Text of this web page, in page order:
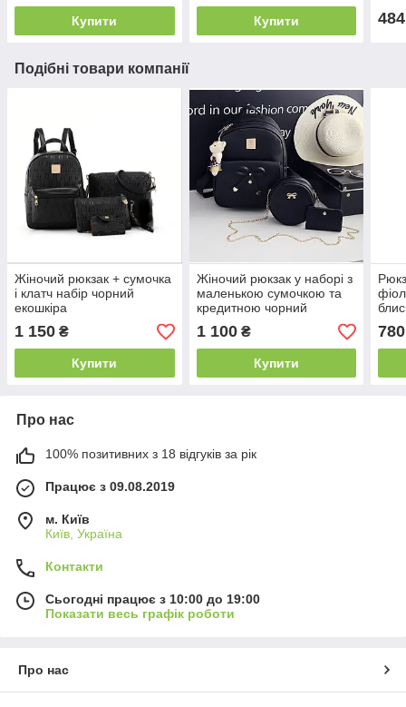
Купити Купити 484
Подібні товари компанії
Жіночий рюкзак + сумочка
і клатч набір чорний
екошкіра
1 150 ₴
Купити
Жіночий рюкзак у наборі з
маленькою сумочкою та
кредитною чорний
1 100₴
Купити
780
Про нас
100% позитивних з 18 відгуків за рік
Працює з 09.08.2019
м. Київ
Київ, Україна
Контакти
Сьогодні працює з 10:00 до 19:00
Показати весь графік роботи
Про нас